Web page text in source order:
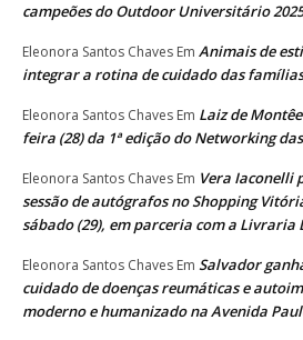
campeões do Outdoor Universitário 2025
Eleonora Santos Chaves Em Animais de
integrar a rotina de cuidado das famílias
Eleonora Santos Chaves Em Laiz de
feira (28) da 1ª edição do Networking
Eleonora Santos Chaves Em Vera Iaconelli
sessão de autógrafos no Shopping
sábado (29), em parceria com a Livraria
Eleonora Santos Chaves Em Salvador
cuidado de doenças reumáticas e
moderno e humanizado na Avenida